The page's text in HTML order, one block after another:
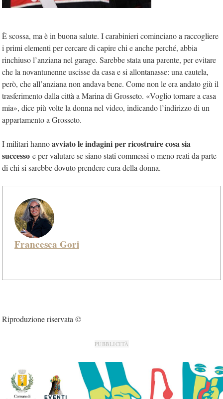
È scossa, ma è in buona salute. I carabinieri cominciano a raccogliere
i primi elementi per cercare di capire chi e anche perché, abbia
rinchiuso l’anziana nel garage. Sarebbe stata una parente, per evitare
che la novantunenne uscisse da casa e si allontanasse: una cautela,
però, che all’anziana non andava bene. Come non le era andato giù il
trasferimento dalla città a Marina di Grosseto. «Voglio tornare a casa
mia», dice più volte la donna nel video, indicando l’indirizzo di un
appartamento a Grosseto.
I militari hannoavviato le indagini per ricostruire cosa sia
successo e per valutare se siano stati commessi o meno reati da parte
di chi si sarebbe dovuto prendere cura della donna.
Francesca Gori
Riproduzione riservata ©
PUBBLICITÀ